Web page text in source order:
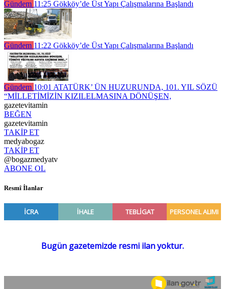
Gündem 11:25 Gökköy’de Üst Yapı Çalışmalarına Başlandı
Gündem 11:22 Gökköy’de Üst Yapı Çalışmalarına Başlandı
Gündem 10:01 ATATÜRK’ ÜN HUZURUNDA, 101. YIL SÖZÜ
“MİLLETİMİZİN KIZILELMASINA DÖNÜŞEN,
gazetevitamin
BEĞEN
gazetevitamin
TAKİP ET
medyabogaz
TAKİP ET
@bogazmedyatv
ABONE OL
Resmî İlanlar